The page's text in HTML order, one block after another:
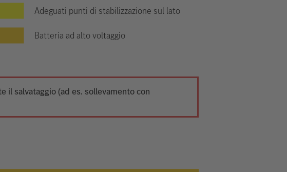
Adeguati punti di stabilizzazione sul lato
Batteria ad alto voltaggio
il salvataggio (ad es. sollevamento con